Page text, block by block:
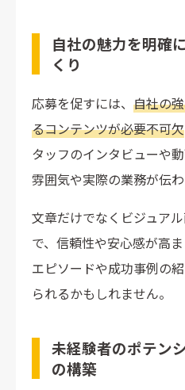
自社の魅力を明確
くり
応募を促すには、 自社の
るコンテンツが必要不可欠
タッフのインタビューや
雰囲気や実際の業務が伝わ
文章だけでなくビジュア
で、信頼性や安心感が高
エピソードや成功事例の
られるかもしれません。
未経験者のポテン
の構築